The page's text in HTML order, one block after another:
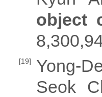
object
[19]
Yong-
Seok